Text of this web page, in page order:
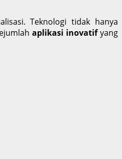
Teknologi tidak hanya
aplikasi inovatifyang